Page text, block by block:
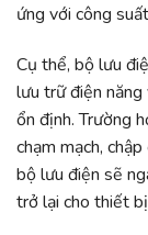
ứng với công
Cụ thể, bộ lưu
lưu trữ điện năng
ổn định. Trường
chạm mạch,
bộ lưu điện sẽ
trở lại cho thiết